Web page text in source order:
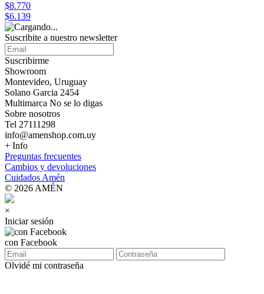
$8.770
$6.139
Suscribite a nuestro newsletter
Suscribirme
Showroom
Montevideo, Uruguay
Solano Garcia 2454
Multimarca No se lo digas
Sobre nosotros
Tel 27111298
info@amenshop.com.uy
+ Info
Preguntas frecuentes
Cambios y devoluciones
Cuidados Amén
© 2026 AMÉN
×
Iniciar sesión
con Facebook
Olvidé mi contraseña